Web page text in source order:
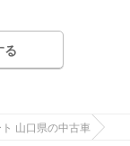
る
ト 山口県の中古車